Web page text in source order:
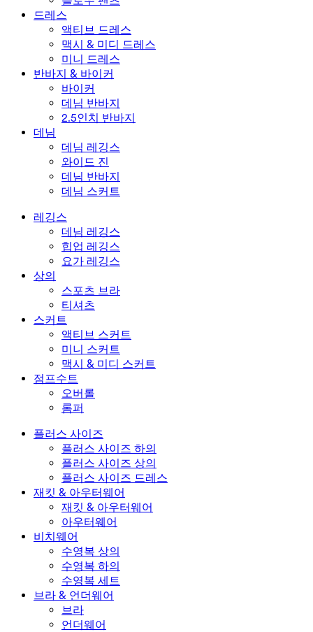
드레스
액티브 드레스
맥시 & 미디 드레스
미니 드레스
반바지 & 바이커
바이커
데님 반바지
2.5인치 반바지
데님
데님 레깅스
와이드 진
데님 반바지
데님 스커트
레깅스
데님 레깅스
힙업 레깅스
요가 레깅스
상의
스포츠 브라
티셔츠
스커트
액티브 스커트
미니 스커트
맥시 & 미디 스커트
점프수트
오버롤
롬퍼
플러스 사이즈
플러스 사이즈 하의
플러스 사이즈 상의
플러스 사이즈 드레스
재킷 & 아우터웨어
재킷 & 아우터웨어
아우터웨어
비치웨어
수영복 상의
수영복 하의
수영복 세트
브라 & 언더웨어
브라
언더웨어